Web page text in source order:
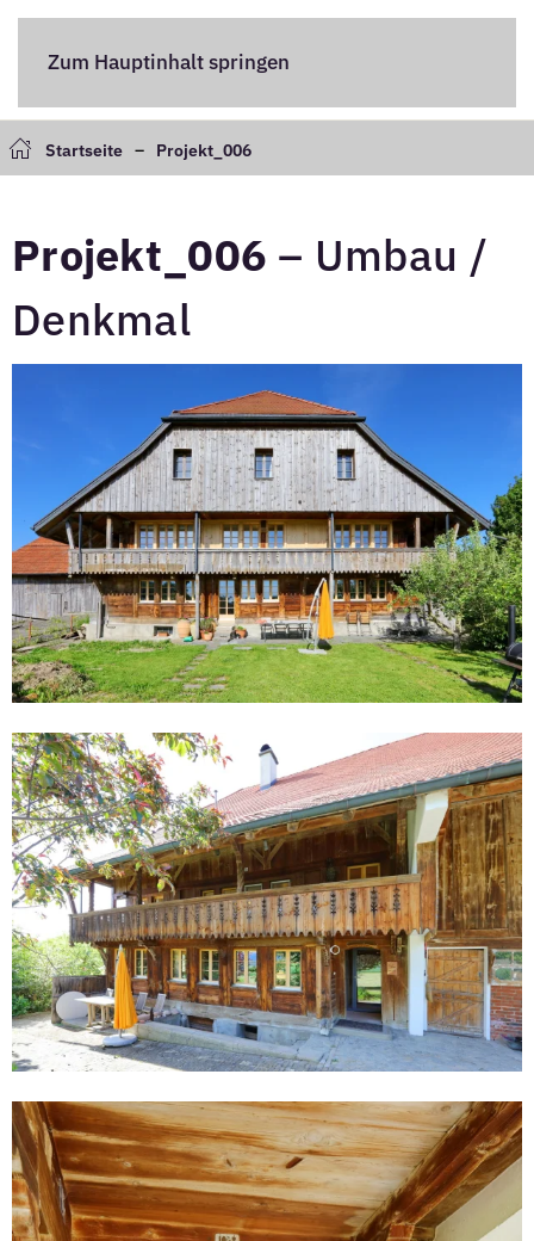
Zum Hauptinhalt springen
Startseite Projekt_006
Projekt_006 – Umbau /
Denkmal